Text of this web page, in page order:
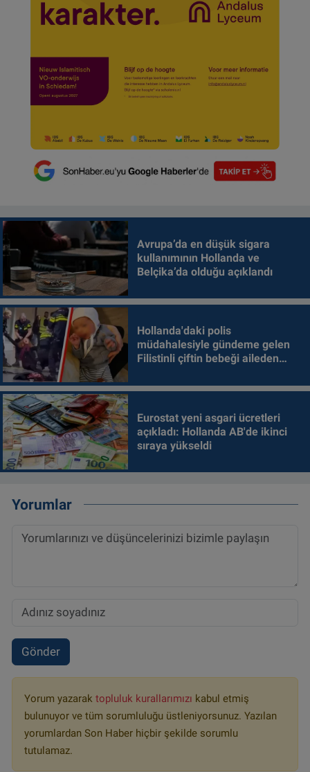
Avrupa’da en düşük sigara
kullanımının Hollanda ve
Belçika’da olduğu açıklandı
Hollanda'daki polis
müdahalesiyle gündeme gelen
Filistinli çiftin bebeği aileden
Eurostat yeni asgari ücretleri
açıkladı: Hollanda AB'de ikinci
sıraya yükseldi
Yorumlar
Gönder
Yorum yazarak topluluk kurallarımızı kabul etmiş
bulunuyor ve tüm sorumluluğu üstleniyorsunuz. Yazılan
yorumlardan Son Haber hiçbir şekilde sorumlu
tutulamaz.